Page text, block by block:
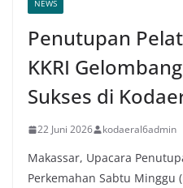
NEWS
Penutupan
KKRI
Sukses di
22 Juni 2026 kodaeral6admin
Makassar, Upacara
Perkemahan Sabtu Minggu